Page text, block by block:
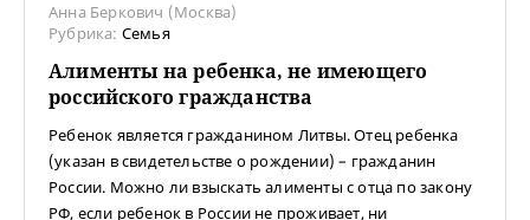
Анна Беркович (Москва)
Рубрика: Семья
Алименты на ребенка, не имеющего
российского гражданства
Ребенок является гражданином Литвы. Отец ребенка
(указан в свидетельстве о рождении) – гражданин
России. Можно ли взыскать алименты с отца по закону
РФ, если ребенок в России не проживает, ни